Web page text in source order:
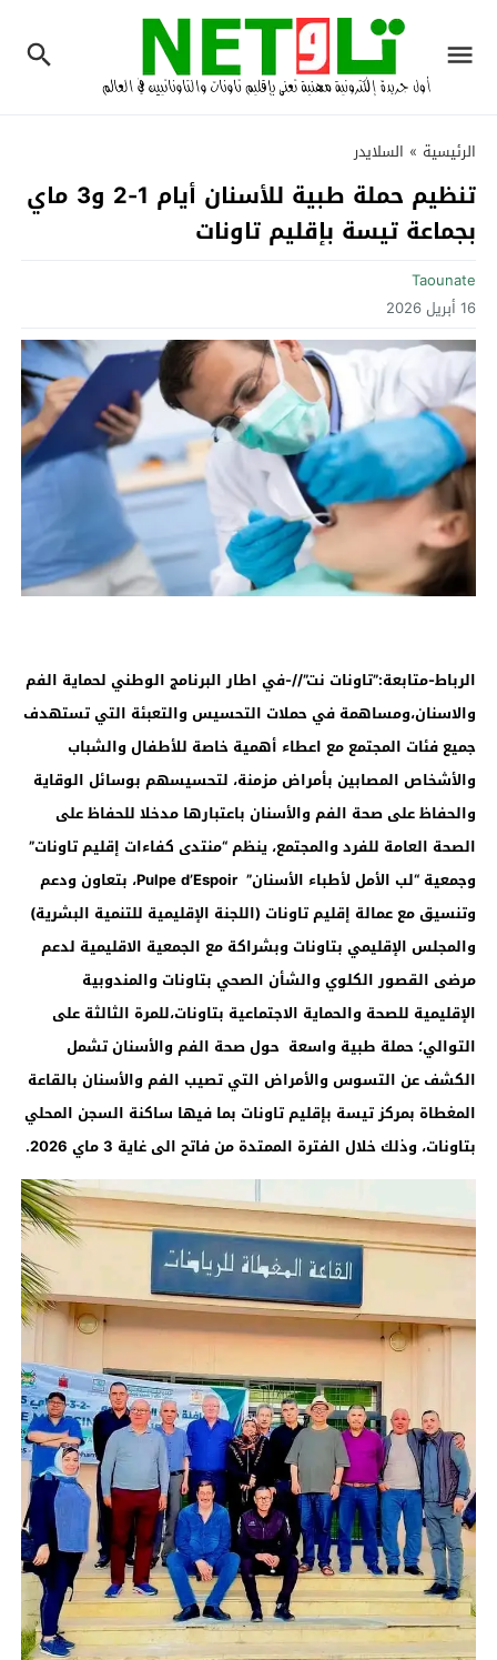
الرئيسية » السلايدر
تنظيم حملة طبية للأسنان أيام 1-2 و3 ماي
بجماعة تيسة بإقليم تاونات
Taounate
16 أبريل 2026
الرباط-متابعة:”تاونات نت”//-في اطار البرنامج الوطني لحماية الفم
والاسنان،ومساهمة في حملات التحسيس والتعبئة التي تستهدف
جميع فئات المجتمع مع اعطاء أهمية خاصة للأطفال والشباب
والأشخاص المصابين بأمراض مزمنة، لتحسيسهم بوسائل الوقاية
والحفاظ على صحة الفم والأسنان باعتبارها مدخلا للحفاظ على
الصحة العامة للفرد والمجتمع، ينظم “منتدى كفاءات إقليم تاونات”
وجمعية “لب الأمل لأطباء الأسنان”
، بتعاون ودعم
وتنسيق مع عمالة إقليم تاونات (اللجنة الإقليمية للتنمية البشرية)
والمجلس الإقليمي بتاونات وبشراكة مع الجمعية الاقليمية لدعم
مرضى القصور الكلوي والشأن الصحي بتاونات والمندوبية
الإقليمية للصحة والحماية الاجتماعية بتاونات،للمرة الثالثة على
التوالي؛ حملة طبية واسعة حول صحة الفم والأسنان تشمل
الكشف عن التسوس والأمراض التي تصيب الفم والأسنان بالقاعة
المغطاة بمركز تيسة بإقليم تاونات بما فيها ساكنة السجن المحلي
بتاونات، وذلك خلال الفترة الممتدة من فاتح الى غاية 3 ماي 2026.